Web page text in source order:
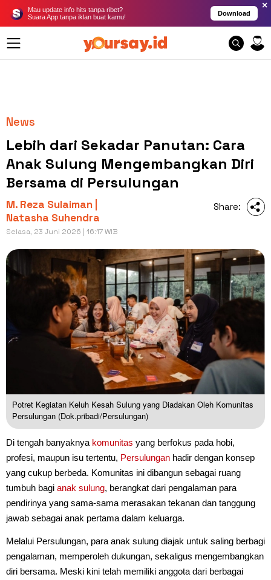
Mau update info hits tanpa ribet?
Suara App tanpa iklan buat kamu!
Download
×
News
Lebih dari Sekadar Panutan: Cara
Anak Sulung Mengembangkan Diri
Bersama di Persulungan
M. Reza Sulaiman |
Natasha Suhendra
Selasa, 23 Juni 2026 | 16:17 WIB
Share:
Potret Kegiatan Keluh Kesah Sulung yang Diadakan Oleh Komunitas
Persulungan (Dok.pribadi/Persulungan)
Di tengah banyaknya komunitas yang berfokus pada hobi,
profesi, maupun isu tertentu, Persulungan hadir dengan konsep
yang cukup berbeda. Komunitas ini dibangun sebagai ruang
tumbuh bagi anak sulung, berangkat dari pengalaman para
pendirinya yang sama-sama merasakan tekanan dan tanggung
jawab sebagai anak pertama dalam keluarga.
Melalui Persulungan, para anak sulung diajak untuk saling berbagi
pengalaman, memperoleh dukungan, sekaligus mengembangkan
diri bersama. Meski kini telah memiliki anggota dari berbagai